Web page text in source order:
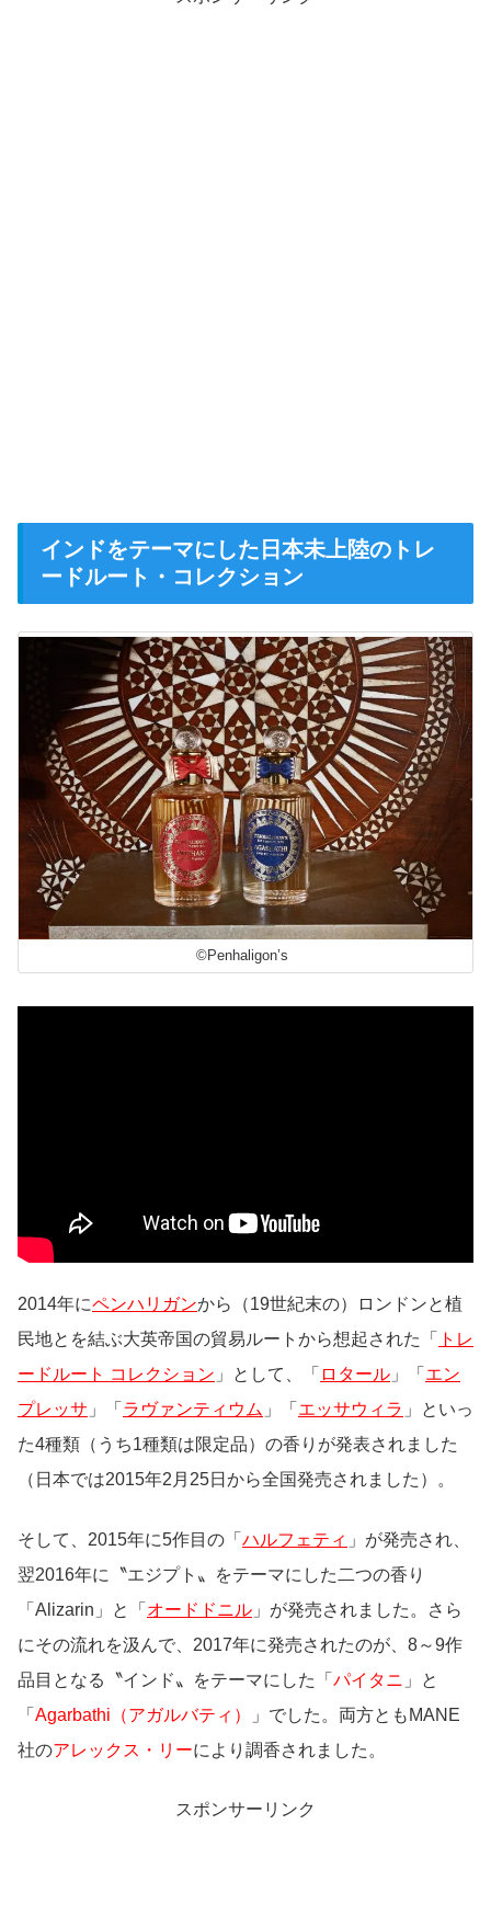
インドをテーマにした日本未上陸のトレ
ードルート・コレクション
©Penhaligon’s
2014年にペンハリガンから（19世紀末の）ロンドンと植
民地とを結ぶ大英帝国の貿易ルートから想起された「
トレ
ードルート コレクション 」として、「 ロタール 」「 エン
プレッサ 」「 ラヴァンティウム 」「 エッサウィラ 」といっ
た4種類（うち1種類は限定品）の香りが発表されました
（日本では2015年2月25日から全国発売されました）。
そして、2015年に5作目の「 ハルフェティ 」が発売され、
翌2016年に〝エジプト〟をテーマにした二つの香り
「Alizarin」と「 オードドニル 」が発売されました。さら
にその流れを汲んで、2017年に発売されたのが、8～9作
品目となる〝インド〟をテーマにした「 パイタニ 」と
「 Agarbathi（アガルバティ） 」でした。両方とも MANE
社のアレックス・リーにより調香されました。
スポンサーリンク